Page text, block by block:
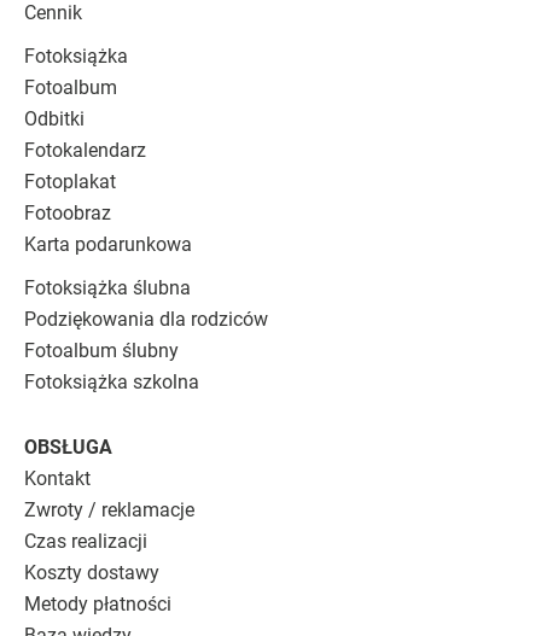
Cennik
Fotoksiążka
Fotoalbum
Odbitki
Fotokalendarz
Fotoplakat
Fotoobraz
Karta podarunkowa
Fotoksiążka ślubna
Podziękowania dla rodziców
Fotoalbum ślubny
Fotoksiążka szkolna
OBSŁUGA
Kontakt
Zwroty / reklamacje
Czas realizacji
Koszty dostawy
Metody płatności